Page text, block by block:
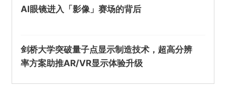
AI眼镜进入「影像」赛场的背后
剑桥大学突破量子点显示制造技术，超高分辨
率方案助推AR/VR显示体验升级